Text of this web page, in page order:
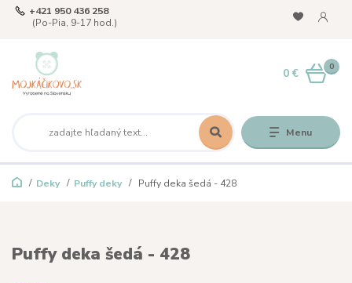
Menu
+421 950 436 258
(Po-Pia, 9-17 hod.)
0
0 €
Deky Puffy deky Puffy deka šedá - 428
Puffy deka šedá - 428